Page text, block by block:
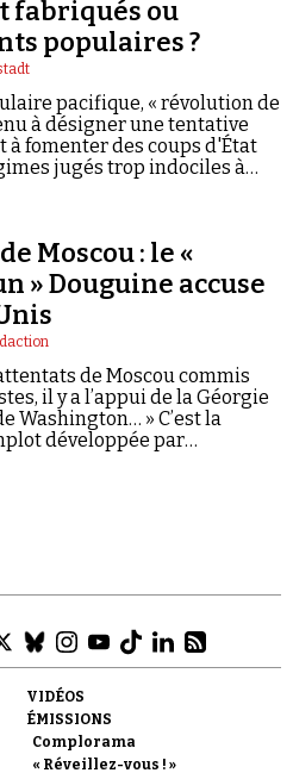
à Vera
fabriqués ou
populaires ?
pacifique, « révolution de
à désigner une tentative
à fomenter des coups d'État
jugés trop indociles à
au départ ?
Moscou : le «
» Douguine accuse
de Moscou commis
il y a l’appui de la Géorgie
Washington… » C’est la
développée par
VIDÉOS
ÉMISSIONS
Complorama
« Réveillez-vous ! »